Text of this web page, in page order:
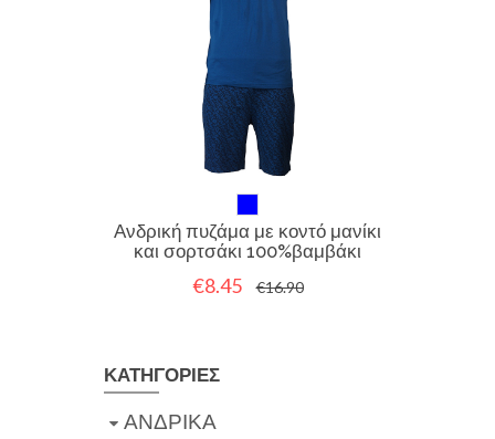
Ανδρική πυζάμα με κοντό μανίκι
και σορτσάκι 100%βαμβάκι
€8.45 €16.90
ΚΑΤΗΓΟΡΙΕΣ
ΑΝΔΡΙΚΑ